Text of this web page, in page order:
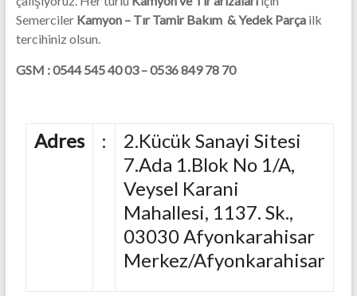
Semerciler Kamyon – Tır Tamir Bakım & Yedek Parça ilk
tercihiniz olsun.
GSM :0544 545 40 03 – 0536 849 78 70
Adres :
2.Kücük Sanayi Sitesi
7.Ada 1.Blok No 1/A,
Veysel Karani
Mahallesi, 1137. Sk.,
03030 Afyonkarahisar
Merkez/Afyonkarahisar